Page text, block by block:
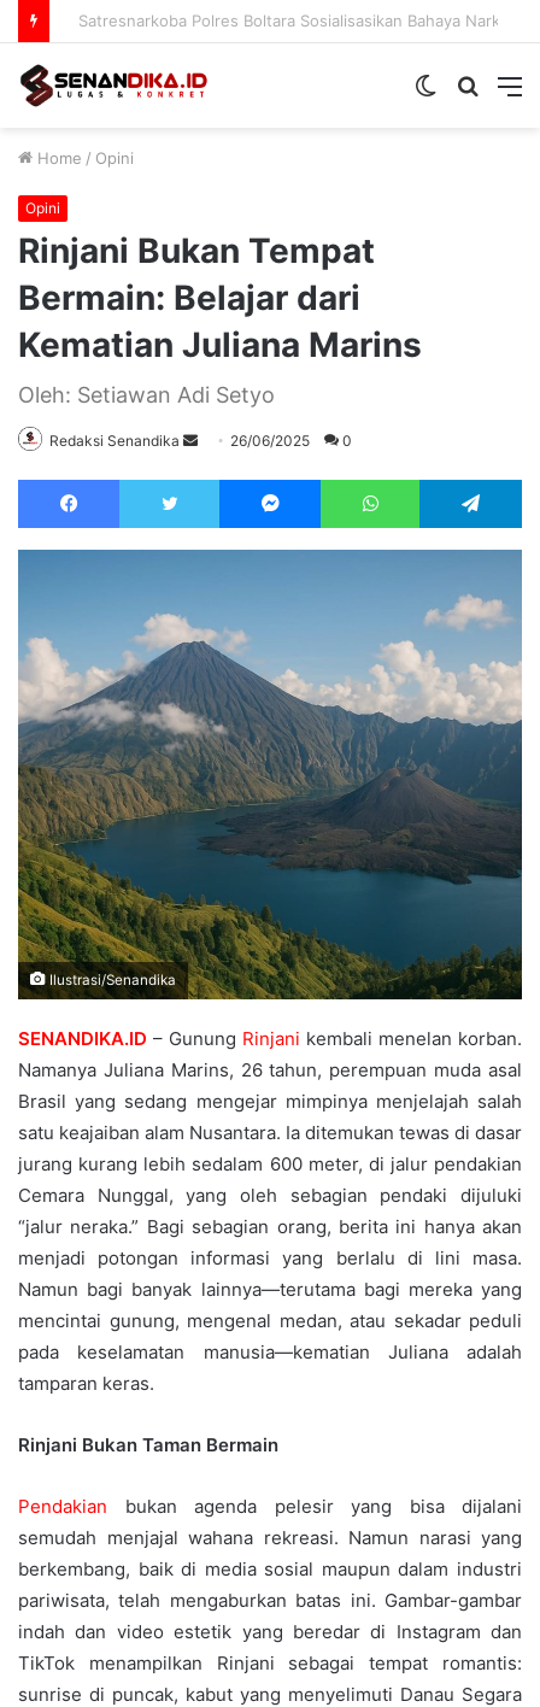
Prodi PAI IAIN Sultan Amai Gorontalo Matangkan Kurikulum OBE
Search
Switch
Home / Opini
Opini
Rinjani Bukan Tempat
Bermain: Belajar dari
Kematian Juliana Marins
Oleh: Setiawan Adi Setyo
Redaksi Senandika
Send 26/06/2025 0
Facebook Twitter Messenger WhatsApp
Ilustrasi/Senandika
SENANDIKA.ID – Gunung Rinjani kembali menelan korban.
Namanya Juliana Marins, 26 tahun, perempuan muda asal
Brasil yang sedang mengejar mimpinya menjelajah salah
satu keajaiban alam Nusantara. Ia ditemukan tewas di dasar
jurang kurang lebih sedalam 600 meter, di jalur pendakian
Cemara Nunggal, yang oleh sebagian pendaki dijuluki
“jalur neraka.” Bagi sebagian orang, berita ini hanya akan
menjadi potongan informasi yang berlalu di lini masa.
Namun bagi banyak lainnya—terutama bagi mereka yang
mencintai gunung, mengenal medan, atau sekadar peduli
pada keselamatan manusia—kematian Juliana adalah
tamparan keras.
Rinjani Bukan Taman Bermain
Pendakian bukan agenda pelesir yang bisa dijalani
semudah menjajal wahana rekreasi. Namun narasi yang
berkembang, baik di media sosial maupun dalam industri
pariwisata, telah mengaburkan batas ini. Gambar-gambar
indah dan video estetik yang beredar di Instagram dan
TikTok menampilkan Rinjani sebagai tempat romantis:
sunrise di puncak, kabut yang menyelimuti Danau Segara